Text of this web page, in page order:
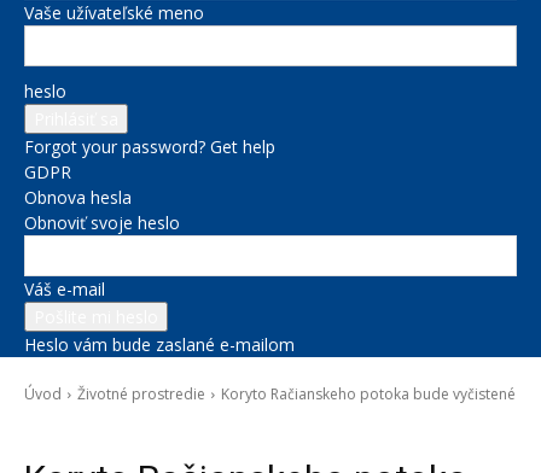
Vaše užívateľské meno
heslo
Forgot your password? Get help
GDPR
Obnova hesla
Obnoviť svoje heslo
Váš e-mail
Heslo vám bude zaslané e-mailom
Úvod Životné prostredie Koryto Račianskeho potoka bude vyčistené